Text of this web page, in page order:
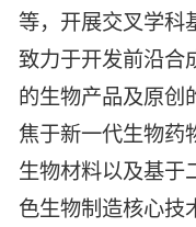
等，开展交叉学科
致力于开发前沿合
的生物产品及原创
焦于新一代生物药
生物材料以及基于
色生物制造核心技